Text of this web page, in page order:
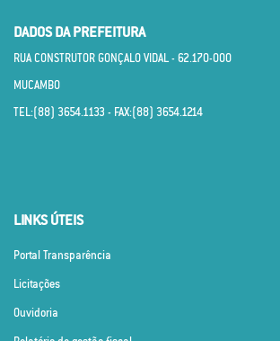
DADOS DA PREFEITURA
RUA CONSTRUTOR GONÇALO VIDAL - 62.170­-000
MUCAMBO
TEL:(88) 3654.1133 - FAX:(88) 3654.1214
LINKS ÚTEIS
Portal Transparência
Licitações
Ouvidoria